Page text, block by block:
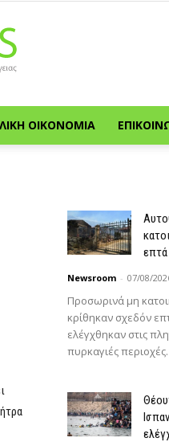
ΟΙΚΟΝΟΜΊΑ
επτά
Newsroom - 07/08/
Προσωρινά μη
κρίθηκαν σχεδόν
ελέγχθηκαν στις
πυρκαγιές